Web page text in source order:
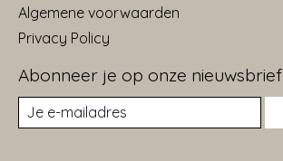
Algemene voorwaarden
Privacy Policy
Abonneer je op onze nieuwsbrief